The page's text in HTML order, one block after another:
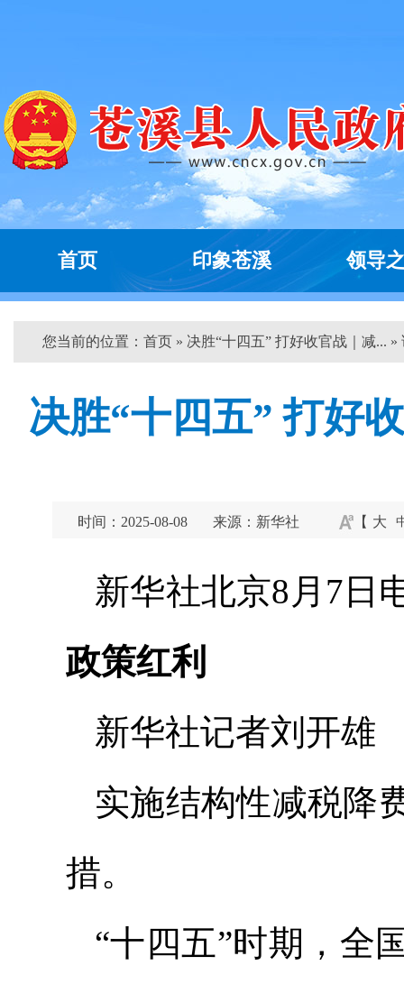
首页 印象苍溪 领导
您当前的位置： 首页 » 决胜“十四五” 打好收官战｜减... »
决胜“十四五” 打好
时间：2025-08-08 来源：新华社 【 大
新华社北京8月7
政策红利
新华社记者刘开雄
实施结构性减税降
措。
“十四五”时期，全